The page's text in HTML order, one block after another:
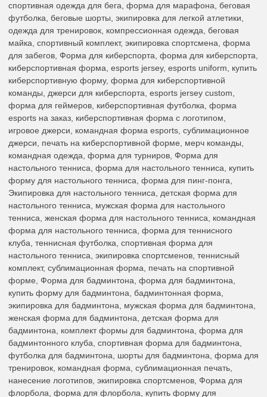
спортивная одежда для бега, форма для марафона, беговая
футболка, беговые шорты, экипировка для легкой атлетики,
одежда для тренировок, компрессионная одежда, беговая
майка, спортивный комплект, экипировка спортсмена, форма
для забегов, Форма для киберспорта, форма для киберспорта,
киберспортивная форма, esports jersey, esports uniform, купить
киберспортивную форму, форма для киберспортивной
команды, джерси для киберспорта, esports jersey custom,
форма для геймеров, киберспортивная футболка, форма
esports на заказ, киберспортивная форма с логотипом,
игровое джерси, командная форма esports, сублимационное
джерси, печать на киберспортивной форме, мерч команды,
командная одежда, форма для турниров, Форма для
настольного тенниса, форма для настольного тенниса, купить
форму для настольного тенниса, форма для пинг-понга,
Экипировка для настольного тенниса, детская форма для
настольного тенниса, мужская форма для настольного
тенниса, женская форма для настольного тенниса, командная
форма для настольного тенниса, форма для теннисного
клуба, теннисная футболка, спортивная форма для
настольного тенниса, экипировка спортсменов, теннисный
комплект, сублимационная форма, печать на спортивной
форме, Форма для бадминтона, форма для бадминтона,
купить форму для бадминтона, бадминтонная форма,
экипировка для бадминтона, мужская форма для бадминтона,
женская форма для бадминтона, детская форма для
бадминтона, комплект формы для бадминтона, форма для
бадминтонного клуба, спортивная форма для бадминтона,
футболка для бадминтона, шорты для бадминтона, форма для
тренировок, командная форма, сублимационная печать,
нанесение логотипов, экипировка спортсменов, Форма для
флорбола, форма для флорбола, купить форму для